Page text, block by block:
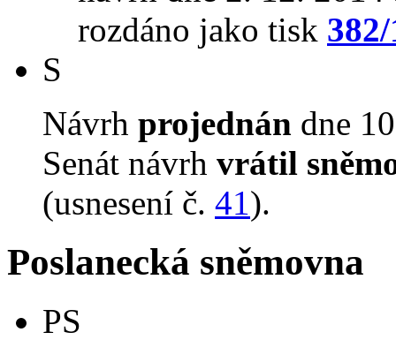
rozdáno jako tisk
S
Návrh projednán dne
Senát návrh vrátil
(usnesení č. 41).
Poslanecká sněmovna
PS